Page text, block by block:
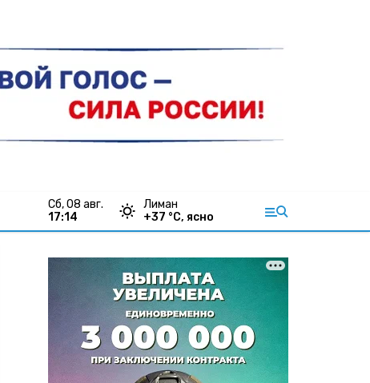
сб, 08 авг.
17:14
Лиман
+37 °С, ясно